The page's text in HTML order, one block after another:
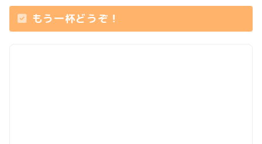
もう一杯どうぞ！